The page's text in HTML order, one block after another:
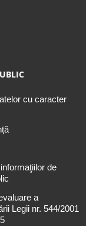
cu caracter
de
a
Legii nr. 544/2001